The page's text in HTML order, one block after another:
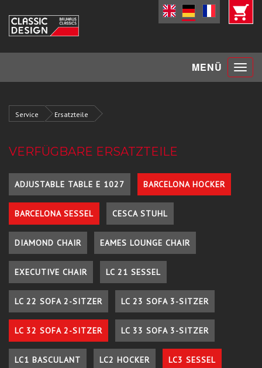
MENÜ Toggle
Service Ersatzteile
VERFÜGBARE ERSATZTEILE
ADJUSTABLE TABLE E 1027 BARCELONA HOCKER
BARCELONA SESSEL CESCA STUHL
DIAMOND CHAIR EAMES LOUNGE CHAIR
EXECUTIVE CHAIR LC 21 SESSEL
LC 22 SOFA 2-SITZER LC 23 SOFA 3-SITZER
LC 32 SOFA 2-SITZER LC 33 SOFA 3-SITZER
LC1 BASCULANT LC2 HOCKER LC3 SESSEL